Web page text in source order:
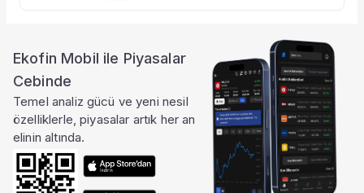
Ekofin Mobil ile Piyasalar
Cebinde
Temel analiz gücü ve yeni nesil
özelliklerle, piyasalar artık her an
elinin altında.